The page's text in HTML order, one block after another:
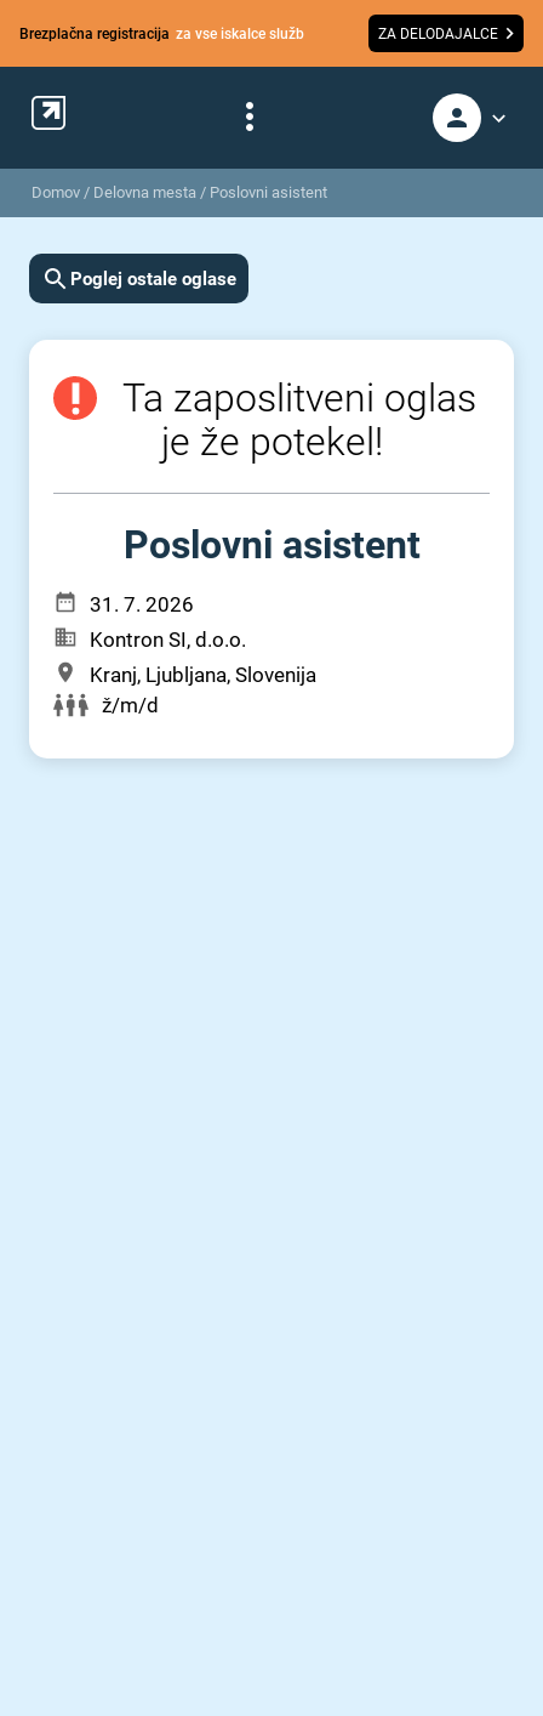
Brezplačna registracija za vse iskalce služb ZA DELODAJALCE
Domov / Delovna mesta / Poslovni asistent
Poglej ostale oglase
Ta zaposlitveni oglas
je že potekel!
Poslovni asistent
31. 7. 2026
Kontron SI, d.o.o.
Kranj, Ljubljana, Slovenija
ž/m/d